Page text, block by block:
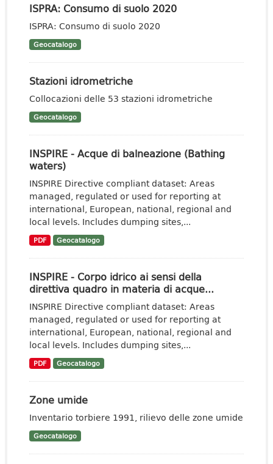
ISPRA: Consumo di suolo 2020
ISPRA: Consumo di suolo 2020
Geocatalogo
Stazioni idrometriche
Collocazioni delle 53 stazioni idrometriche
Geocatalogo
INSPIRE - Acque di balneazione (Bathing
waters)
INSPIRE Directive compliant dataset: Areas
managed, regulated or used for reporting at
international, European, national, regional and
local levels. Includes dumping sites,...
PDF Geocatalogo
INSPIRE - Corpo idrico ai sensi della
direttiva quadro in materia di acque...
INSPIRE Directive compliant dataset: Areas
managed, regulated or used for reporting at
international, European, national, regional and
local levels. Includes dumping sites,...
PDF Geocatalogo
Zone umide
Inventario torbiere 1991, rilievo delle zone umide
Geocatalogo